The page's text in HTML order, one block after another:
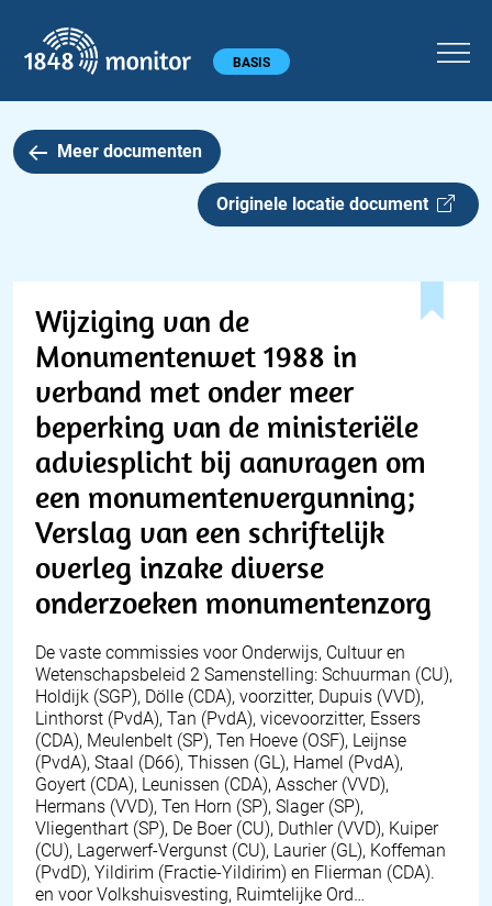
Hoofdmenu BASIS
Meer documenten
Originele locatie document
Wijziging van de
Monumentenwet 1988 in
verband met onder meer
beperking van de ministeriële
adviesplicht bij aanvragen om
een monumentenvergunning;
Verslag van een schriftelijk
overleg inzake diverse
onderzoeken monumentenzorg
De vaste commissies voor Onderwijs, Cultuur en
Wetenschapsbeleid 2 Samenstelling: Schuurman (CU),
Holdijk (SGP), Dölle (CDA), voorzitter, Dupuis (VVD),
Linthorst (PvdA), Tan (PvdA), vicevoorzitter, Essers
(CDA), Meulenbelt (SP), Ten Hoeve (OSF), Leijnse
(PvdA), Staal (D66), Thissen (GL), Hamel (PvdA),
Goyert (CDA), Leunissen (CDA), Asscher (VVD),
Hermans (VVD), Ten Horn (SP), Slager (SP),
Vliegenthart (SP), De Boer (CU), Duthler (VVD), Kuiper
(CU), Lagerwerf-Vergunst (CU), Laurier (GL), Koffeman
(PvdD), Yildirim (Fractie-Yildirim) en Flierman (CDA).
en voor Volkshuisvesting, Ruimtelijke Ord…